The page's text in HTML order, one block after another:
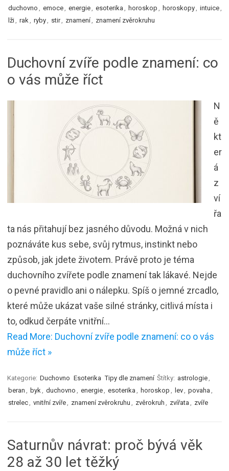
duchovno
emoce energie esoterika horoskop horoskopy intuice
lži
rak ryby stir znamení znamení zvěrokruhu
Duchovní zvíře podle znamení: co
o vás může říct
N
ě
kt
er
á
z
ví
řa
ta nás přitahují bez jasného důvodu. Možná v nich
poznáváte kus sebe, svůj rytmus, instinkt nebo
způsob, jak jdete životem. Právě proto je téma
duchovního zvířete podle znamení tak lákavé. Nejde
o pevné pravidlo ani o nálepku. Spíš o jemné zrcadlo,
které může ukázat vaše silné stránky, citlivá místa i
to, odkud čerpáte vnitřní…
Read More: Duchovní zvíře podle znamení: co o vás
může říct »
Kategorie: Duchovno Esoterika Tipy dle znamení Štítky: astrologie
beran
byk duchovno energie esoterika horoskop lev povaha
strelec
vnitřní zvíře znamení zvěrokruhu zvěrokruh zvířata zvíře
Saturnův návrat: proč bývá věk
28 až 30 let těžký